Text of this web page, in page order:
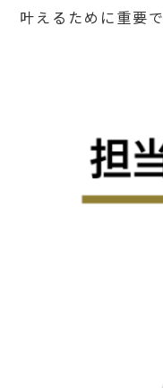
叶えるために重要